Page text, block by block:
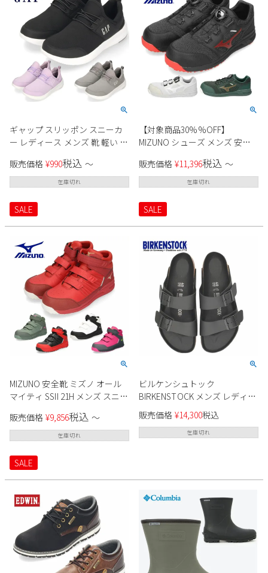
ギャップ スリッポン スニーカ
ー レディース メンズ 靴 軽い 履
ープル GPU22344 ニット スリッ
ポン トレーナー GAP
販売価格 ¥990税込 〜
在庫切れ
SALE
【対象商品30%%OFF】
MIZUNO シューズ メンズ 安全
52L BOA F1GA2202 ブラック 黒
グレー グリーン ワーキングシ
販売価格 ¥11,396税込 〜
在庫切れ
SALE
MIZUNO 安全靴 ミズノ オール
マイティ SSII 21H メンズ スニー
ューズ F1GA2205 ブラック ホワ
イト モスグリーン ピンク EEE
販売価格 ¥9,856税込 〜
在庫切れ
SALE
ビルケンシュトック
BIRKENSTOCK メンズ レディー
ス サンダル アリゾナ Arizona
1019098 ビルコフロー ブラック
黒 幅広 レギュラー幅 2本ベルト
販売価格 ¥14,300税込
在庫切れ